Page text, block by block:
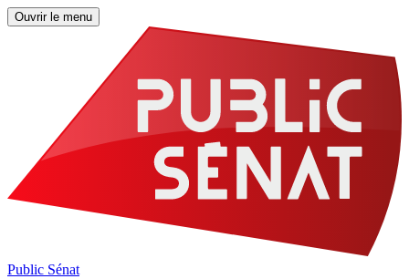
Ouvrir le menu
Public Sénat